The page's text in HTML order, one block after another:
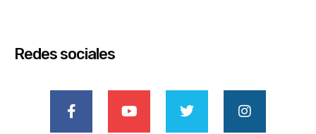
Redes sociales